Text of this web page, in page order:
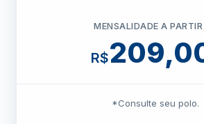
MENSALIDADE A PARTIR
R$
*Consulte seu polo.